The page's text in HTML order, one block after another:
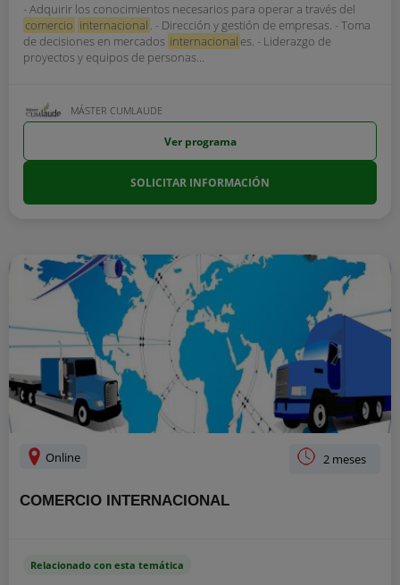
- Adquirir los conocimientos necesarios para operar a través del
comercio internacional . - Dirección y gestión de empresas. - Toma
de decisiones en mercados internacional es. - Liderazgo de
proyectos y equipos de personas...
MÁSTER CUMLAUDE
Ver programa
SOLICITAR INFORMACIÓN
Online 2 meses
COMERCIO INTERNACIONAL
Relacionado con esta temática